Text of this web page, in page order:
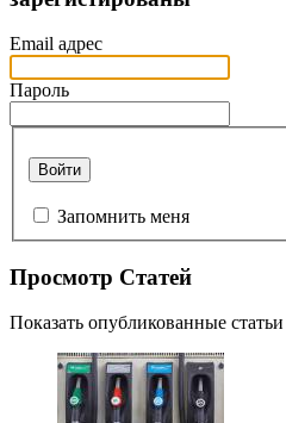
Email адрес
Пароль
Войти
Запомнить меня
Просмотр Статей
Показать опубликованные